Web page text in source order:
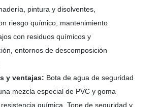
pintura y disolventes,
riesgo químico, mantenimiento
con residuos químicos y
entornos de descomposición
y ventajas: Bota de agua de seguridad
mezcla especial de PVC y goma
química. Tope de seguridad y